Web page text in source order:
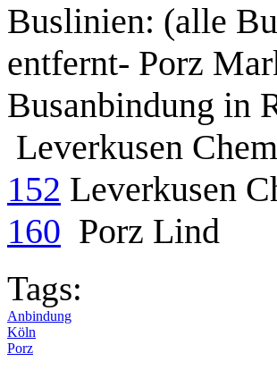
Buslinien: (alle
entfernt- Porz
Busanbindung in
Leverkusen
152 Leverkusen
160 Porz Lind
Tags:
Anbindung
Köln
Porz